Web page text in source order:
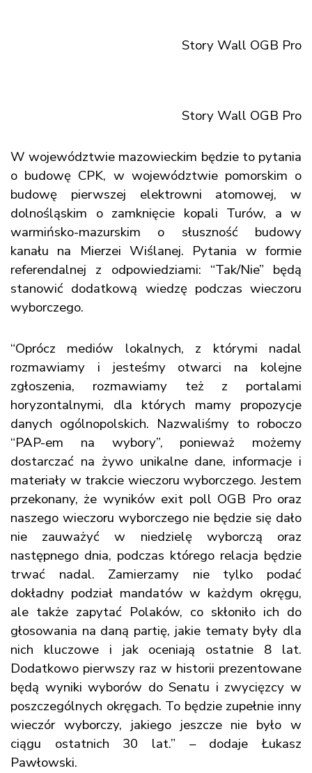
Story Wall OGB Pro
Story Wall OGB Pro
W województwie mazowieckim będzie to pytania
o budowę CPK, w województwie pomorskim o
budowę pierwszej elektrowni atomowej, w
dolnośląskim o zamknięcie kopali Turów, a w
warmińsko-mazurskim o słuszność budowy
kanału na Mierzei Wiślanej. Pytania w formie
referendalnej z odpowiedziami: “Tak/Nie” będą
stanowić dodatkową wiedzę podczas wieczoru
wyborczego.
“Oprócz mediów lokalnych, z którymi nadal
rozmawiamy i jesteśmy otwarci na kolejne
zgłoszenia, rozmawiamy też z portalami
horyzontalnymi, dla których mamy propozycje
danych ogólnopolskich. Nazwaliśmy to roboczo
“PAP-em na wybory”, ponieważ możemy
dostarczać na żywo unikalne dane, informacje i
materiały w trakcie wieczoru wyborczego. Jestem
przekonany, że wyników exit poll OGB Pro oraz
naszego wieczoru wyborczego nie będzie się dało
nie zauważyć w niedzielę wyborczą oraz
następnego dnia, podczas którego relacja będzie
trwać nadal. Zamierzamy nie tylko podać
dokładny podział mandatów w każdym okręgu,
ale także zapytać Polaków, co skłoniło ich do
głosowania na daną partię, jakie tematy były dla
nich kluczowe i jak oceniają ostatnie 8 lat.
Dodatkowo pierwszy raz w historii prezentowane
będą wyniki wyborów do Senatu i zwycięzcy w
poszczególnych okręgach. To będzie zupełnie inny
wieczór wyborczy, jakiego jeszcze nie było w
ciągu ostatnich 30 lat.” – dodaje Łukasz
Pawłowski.